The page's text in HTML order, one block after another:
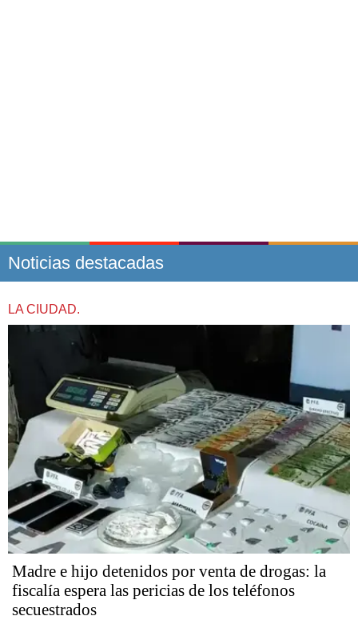
Noticias destacadas
LA CIUDAD.
Madre e hijo detenidos por venta de drogas: la
fiscalía espera las pericias de los teléfonos
secuestrados